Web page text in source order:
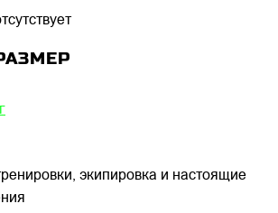
экипировка и настоящие